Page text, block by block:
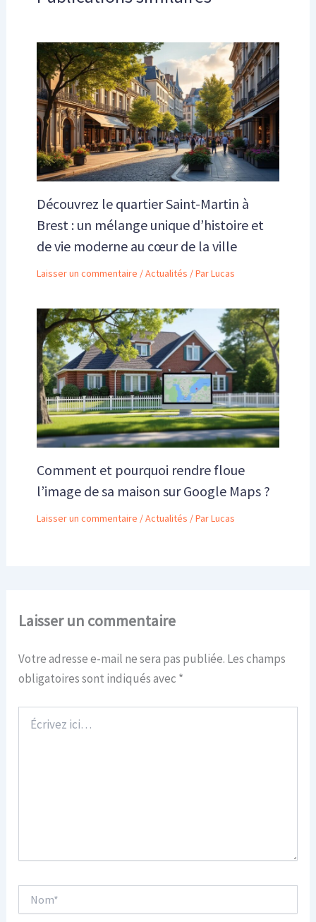
Découvrez le quartier Saint-Martin à
Brest : un mélange unique d’histoire et
de vie moderne au cœur de la ville
Laisser un commentaire /Actualités / ParLucas
Comment et pourquoi rendre floue
l’image de sa maison sur Google Maps ?
Laisser un commentaire /Actualités / ParLucas
Laisser un commentaire
Votre adresse e-mail ne sera pas publiée. Les champs
obligatoires sont indiqués avec *
ici…